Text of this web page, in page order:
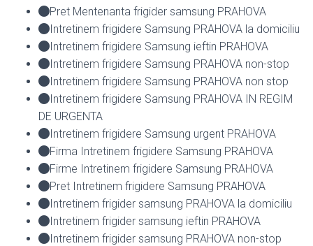
Pret Mentenanta frigider samsung PRAHOVA
Intretinem frigidere Samsung PRAHOVA la domiciliu
Intretinem frigidere Samsung ieftin PRAHOVA
Intretinem frigidere Samsung PRAHOVA non-stop
Intretinem frigidere Samsung PRAHOVA non stop
Intretinem frigidere Samsung PRAHOVA IN REGIM
DE URGENTA
Intretinem frigidere Samsung urgent PRAHOVA
Firma Intretinem frigidere Samsung PRAHOVA
Firme Intretinem frigidere Samsung PRAHOVA
Pret Intretinem frigidere Samsung PRAHOVA
Intretinem frigider samsung PRAHOVA la domiciliu
Intretinem frigider samsung ieftin PRAHOVA
Intretinem frigider samsung PRAHOVA non-stop